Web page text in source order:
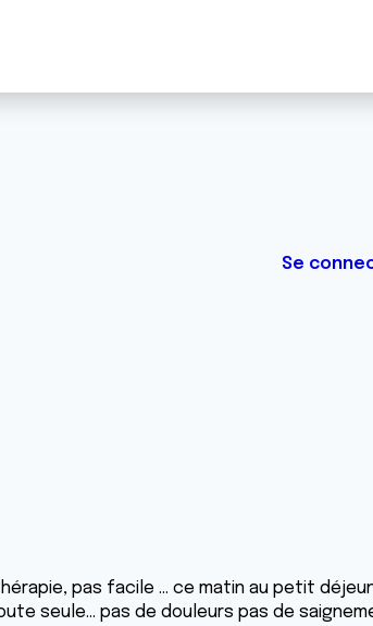
Se
pas facile … ce matin au petit
seule… pas de douleurs pas de